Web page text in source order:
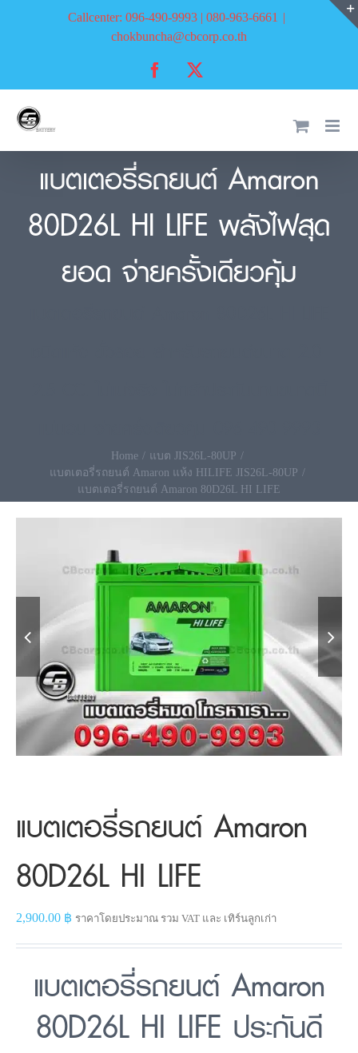
Callcenter: 096-490-9993 | 080-963-6661 |
chokbuncha@cbcorp.co.th
Facebook
แบตเตอรี่รถยนต์ Amaron
80D26L HI LIFE พลังไฟสุด
ยอด จ่ายครั้งเดียวคุ้ม
Home
แบต JIS26L-80UP
แบตเตอรี่รถยนต์ Amaron แห้ง HILIFE JIS26L-80UP
แบตเตอรี่รถยนต์ Amaron 80D26L HI LIFE
 
แบตเตอรี่รถยนต์ Amaron
80D26L HI LIFE
2,900.00 ฿ ราคาโดยประมาณ รวม VAT และ เทิร์นลูกเก่า
แบตเตอรี่รถยนต์ Amaron
80D26L HI LIFE ประกันดี